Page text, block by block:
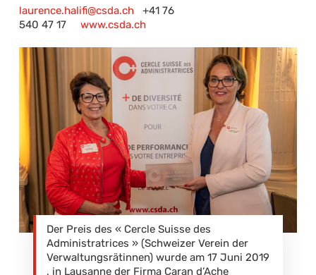
laurence.halifi@csda.ch +41 76
540 47 17 www.csda.ch
Der Preis des « Cercle Suisse des
Administratrices » (Schweizer Verein der
Verwaltungsrätinnen) wurde am 17 Juni 2019
, in Lausanne der Firma Caran d’Ache